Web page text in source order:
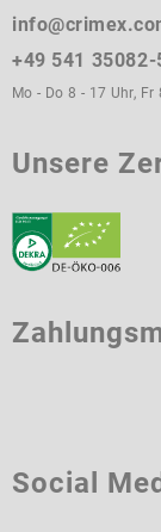
+49 541 35082-
Mo - Do 8 - 17 Uhr, Fr
Unsere
Social